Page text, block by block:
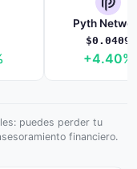
Pyth
$0.0409
+4.40%
puedes perder tu
financiero.